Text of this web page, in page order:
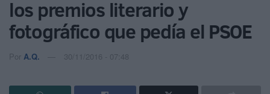
los premios literario y
fotográfico que pedía el PSOE
Por A.Q. 30/11/2016 - 07:48